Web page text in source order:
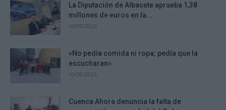
La Diputación de Albacete aprueba 1,38
millones de euros en la...
10/08/2026
«No pedía comida ni ropa; pedía que la
escucharan»
10/08/2026
Cuenca Ahora denuncia la falta de